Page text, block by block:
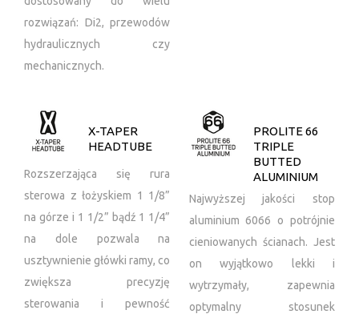
rozwiązań: Di2, przewodów
hydraulicznych czy
mechanicznych.
X-TAPER
HEADTUBE
Rozszerzająca się rura
sterowa z łożyskiem 1 1/8”
na górze i 1 1/2” bądź 1 1/4”
na dole pozwala na
usztywnienie główki ramy, co
zwiększa precyzję
sterowania i pewność
PROLITE 66
TRIPLE
BUTTED
ALUMINIUM
Najwyższej jakości stop
aluminium 6066 o potrójnie
cieniowanych ścianach. Jest
on wyjątkowo lekki i
wytrzymały, zapewnia
optymalny stosunek